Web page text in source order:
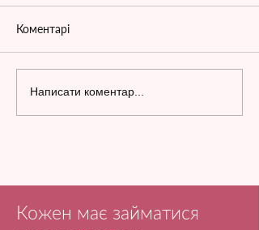
Коментарі
Написати коментар...
Кожен має займатися